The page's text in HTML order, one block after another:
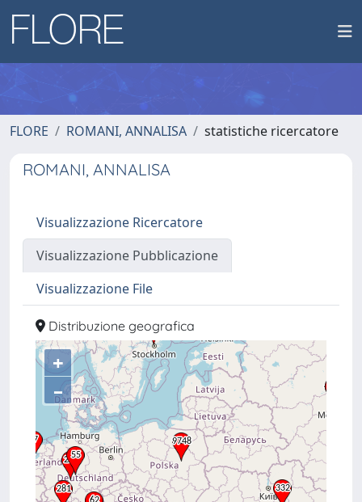
FLORE ROMANI, ANNALISA statistiche ricercatore
ROMANI, ANNALISA
Visualizzazione Ricercatore
Visualizzazione Pubblicazione
Visualizzazione File
Distribuzione geografica
+
–